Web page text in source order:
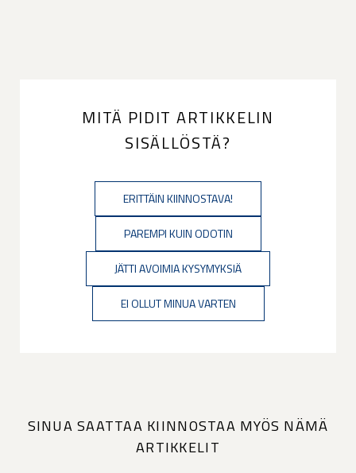
MITÄ PIDIT ARTIKKELIN
SISÄLLÖSTÄ?
ERITTÄIN KIINNOSTAVA!
PAREMPI KUIN ODOTIN
JÄTTI AVOIMIA KYSYMYKSIÄ
EI OLLUT MINUA VARTEN
SINUA SAATTAA KIINNOSTAA MYÖS NÄMÄ
ARTIKKELIT